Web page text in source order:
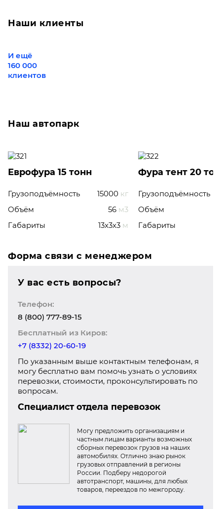
Наши клиенты
И ещё
160 000
клиентов
Наш автопарк
Еврофура 15 тонн
Грузоподъёмность 15000 кг
Объём
56 м3
Габариты
13x3x3 м
Фура тент 20
Грузоподъёмность
Объём
Габариты
Форма связи с менеджером
У вас есть вопросы?
Телефон:
8 (800) 777-89-15
Бесплатный из Киров:
+7 (8332) 20-60-19
По указанным выше контактным телефонам, я
могу бесплатно вам помочь узнать о условиях
перевозки, стоимости, проконсультировать по
вопросам.
Специалист отдела перевозок
Могу предложить организациям и
частным лицам варианты возможных
сборных перевозок грузов на наших
автомобилях. Отлично знаю рынок
грузовых отправлений в регионы
России. Подберу недорогой
автотранспорт, машины, для любых
товаров, переездов по межгороду.